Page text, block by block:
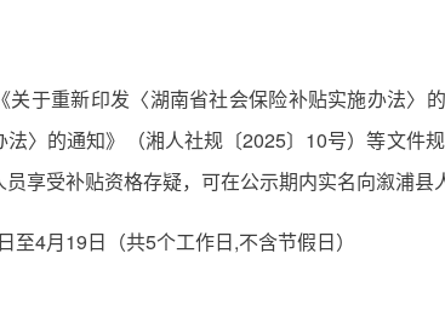
关于重新印发〈湖南省社会保险补贴实施办法
法〉的通知》（湘人社规〔2025〕10号）等文件
享受补贴资格存疑，可在公示期内实名向溆浦县
至4月19日（共5个工作日,不含节假日）